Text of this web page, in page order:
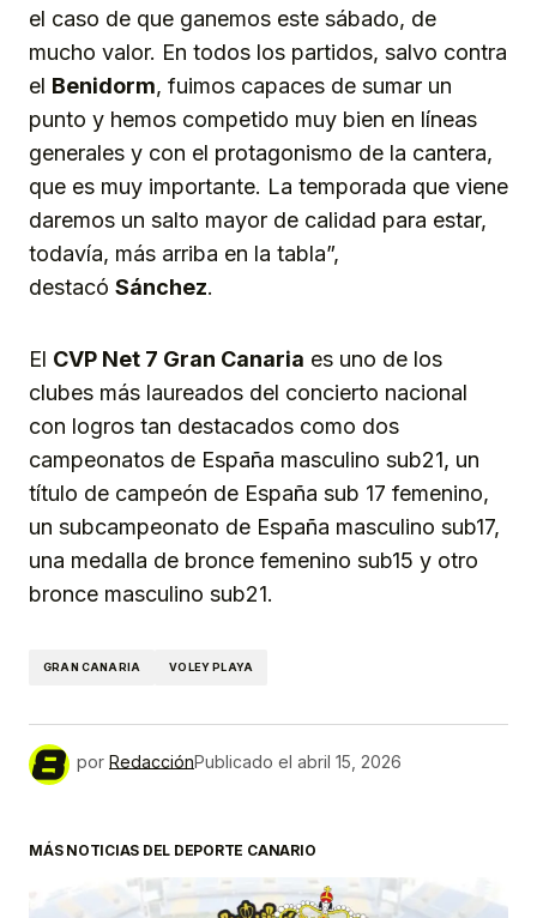
el caso de que ganemos este sábado, de
mucho valor. En todos los partidos, salvo contra
el Benidorm, fuimos capaces de sumar un
punto y hemos competido muy bien en líneas
generales y con el protagonismo de la cantera,
que es muy importante. La temporada que viene
daremos un salto mayor de calidad para estar,
todavía, más arriba en la tabla”,
destacó Sánchez.
El CVP Net 7 Gran Canaria es uno de los
clubes más laureados del concierto nacional
con logros tan destacados como dos
campeonatos de España masculino sub21, un
título de campeón de España sub 17 femenino,
un subcampeonato de España masculino sub17,
una medalla de bronce femenino sub15 y otro
bronce masculino sub21.
GRAN CANARIA VOLEY PLAYA
por RedacciónPublicado el abril 15, 2026
MÁS NOTICIAS DEL DEPORTE CANARIO